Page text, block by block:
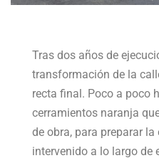
Tras dos años de
transformación de la
recta final. Poco a poco
cerramientos naranja
de obra, para preparar
intervenido a lo largo de